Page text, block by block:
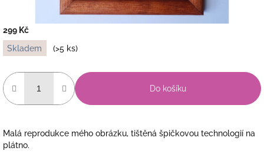
299 Kč
Měrná
cena:
Skladem (>5 ks)
Do košíku
Malá reprodukce mého obrázku, tištěná špičkovou technologií na
plátno.